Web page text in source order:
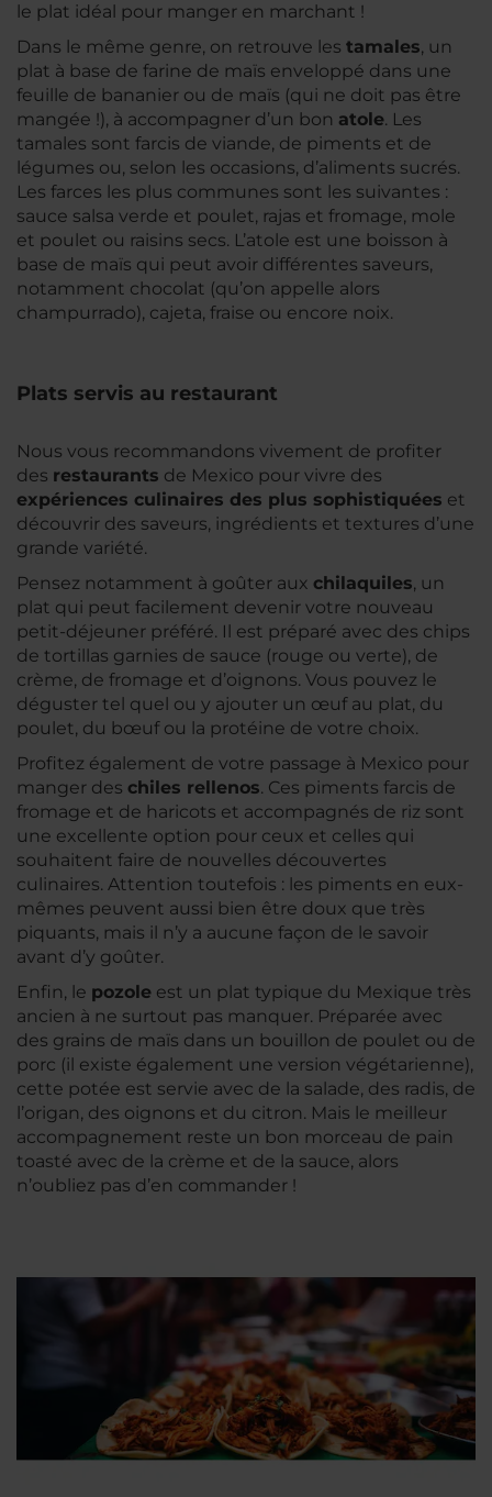
le plat idéal pour manger en marchant !
Dans le même genre, on retrouve les tamales, un
plat à base de farine de maïs enveloppé dans une
feuille de bananier ou de maïs (qui ne doit pas être
mangée !), à accompagner d’un bon atole. Les
tamales sont farcis de viande, de piments et de
légumes ou, selon les occasions, d’aliments sucrés.
Les farces les plus communes sont les suivantes :
sauce salsa verde et poulet, rajas et fromage, mole
et poulet ou raisins secs. L’atole est une boisson à
base de maïs qui peut avoir différentes saveurs,
notamment chocolat (qu’on appelle alors
champurrado), cajeta, fraise ou encore noix.
Plats servis au restaurant
Nous vous recommandons vivement de profiter
des restaurants de Mexico pour vivre des
expériences culinaires des plus sophistiquées et
découvrir des saveurs, ingrédients et textures d’une
grande variété.
Pensez notamment à goûter aux chilaquiles, un
plat qui peut facilement devenir votre nouveau
petit-déjeuner préféré. Il est préparé avec des chips
de tortillas garnies de sauce (rouge ou verte), de
crème, de fromage et d’oignons. Vous pouvez le
déguster tel quel ou y ajouter un œuf au plat, du
poulet, du bœuf ou la protéine de votre choix.
Profitez également de votre passage à Mexico pour
manger des chiles rellenos. Ces piments farcis de
fromage et de haricots et accompagnés de riz sont
une excellente option pour ceux et celles qui
souhaitent faire de nouvelles découvertes
culinaires. Attention toutefois : les piments en eux-
mêmes peuvent aussi bien être doux que très
piquants, mais il n’y a aucune façon de le savoir
avant d’y goûter.
Enfin, le pozole est un plat typique du Mexique très
ancien à ne surtout pas manquer. Préparée avec
des grains de maïs dans un bouillon de poulet ou de
porc (il existe également une version végétarienne),
cette potée est servie avec de la salade, des radis, de
l’origan, des oignons et du citron. Mais le meilleur
accompagnement reste un bon morceau de pain
toasté avec de la crème et de la sauce, alors
n’oubliez pas d’en commander !